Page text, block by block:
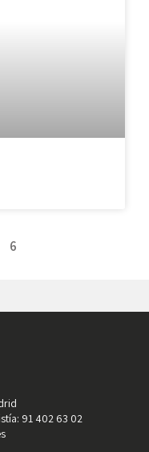
6
91 402 63 02